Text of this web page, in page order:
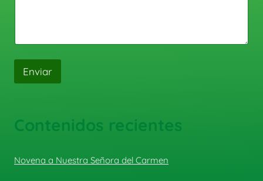
Enviar
Contenidos recientes
Novena a Nuestra Señora del Carmen